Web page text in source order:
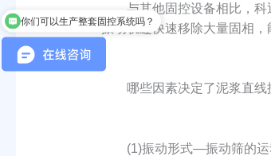
与其他固控设备相比，科迅
振动轨迹快速移除大量固相，
哪些因素决定了泥浆直线
(1)振动形式—振动筛的运动
你们可以生产整套固控系统吗？